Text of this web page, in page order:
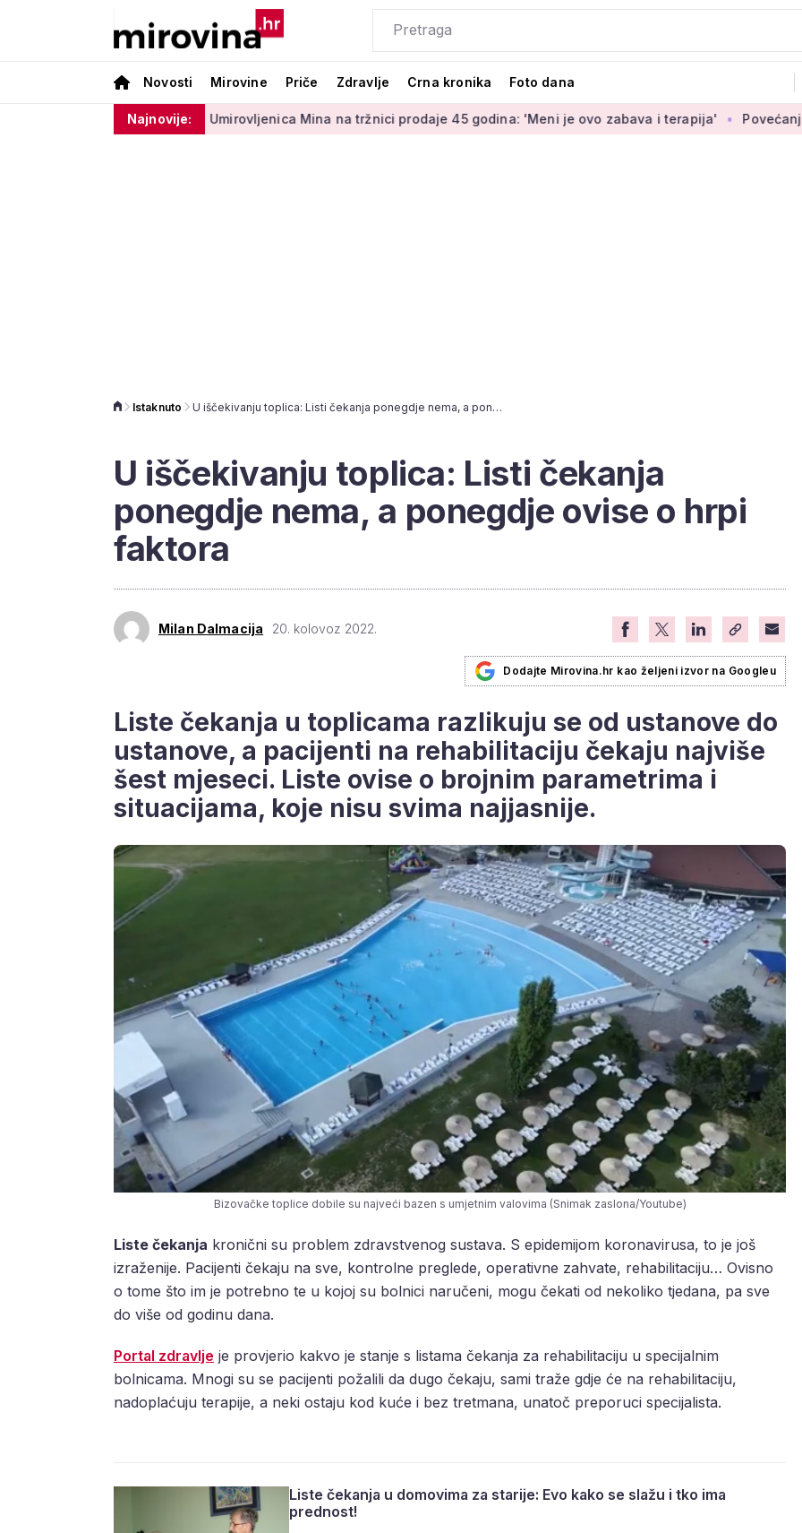
Novosti Mirovine Priče Zdravlje Crna kronika Foto dana
Najnovije:
Umirovljenica Mina na tržnici prodaje 45 godina: 'Meni je ovo zabava i terapija' Povećanje
Istaknuto U iščekivanju toplica: Listi čekanja ponegdje nema, a ponegdje ovise o hrpi faktora
U iščekivanju toplica: Listi čekanja
ponegdje nema, a ponegdje ovise o hrpi
faktora
Milan Dalmacija 20. kolovoz 2022.
Dodajte Mirovina.hr kao željeni izvor na Googleu
Liste čekanja u toplicama razlikuju se od ustanove do
ustanove, a pacijenti na rehabilitaciju čekaju najviše
šest mjeseci. Liste ovise o brojnim parametrima i
situacijama, koje nisu svima najjasnije.
Bizovačke toplice dobile su najveći bazen s umjetnim valovima (Snimak zaslona/Youtube)
Liste čekanja kronični su problem zdravstvenog sustava. S epidemijom koronavirusa, to je još
izraženije. Pacijenti čekaju na sve, kontrolne preglede, operativne zahvate, rehabilitaciju… Ovisno
o tome što im je potrebno te u kojoj su bolnici naručeni, mogu čekati od nekoliko tjedana, pa sve
do više od godinu dana.
Portal zdravlje je provjerio kakvo je stanje s listama čekanja za rehabilitaciju u specijalnim
bolnicama. Mnogi su se pacijenti požalili da dugo čekaju, sami traže gdje će na rehabilitaciju,
nadoplaćuju terapije, a neki ostaju kod kuće i bez tretmana, unatoč preporuci specijalista.
Liste čekanja u domovima za starije: Evo kako se slažu i tko ima
prednost!